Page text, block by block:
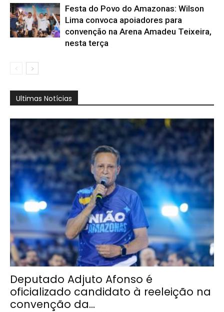
Festa do Povo do Amazonas: Wilson
Lima convoca apoiadores para
convenção na Arena Amadeu Teixeira,
nesta terça
Ultimas Notícias
Deputado Adjuto Afonso é
oficializado candidato à reeleição na
convenção da...